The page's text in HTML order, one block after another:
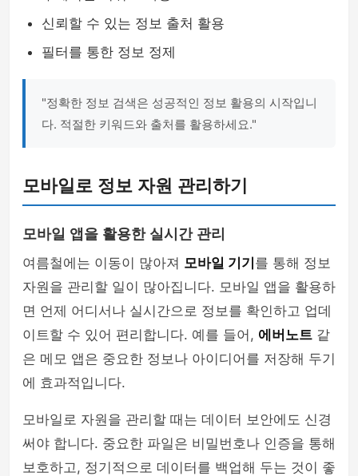
신뢰할 수 있는 정보 출처 활용
필터를 통한 정보 정제
"정확한 정보 검색은 성공적인 정보 활용의 시작입니
다. 적절한 키워드와 출처를 활용하세요."
모바일로 정보 자원 관리하기
모바일 앱을 활용한 실시간 관리
여름철에는 이동이 많아져 모바일 기기 를 통해 정보
자원을 관리할 일이 많아집니다. 모바일 앱을 활용하
면 언제 어디서나 실시간으로 정보를 확인하고 업데
이트할 수 있어 편리합니다. 예를 들어, 에버노트 같
은 메모 앱은 중요한 정보나 아이디어를 저장해 두기
에 효과적입니다.
모바일로 자원을 관리할 때는 데이터 보안에도 신경
써야 합니다. 중요한 파일은 비밀번호나 인증을 통해
보호하고, 정기적으로 데이터를 백업해 두는 것이 좋